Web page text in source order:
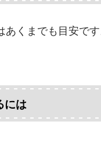
あくまでも目安で
には